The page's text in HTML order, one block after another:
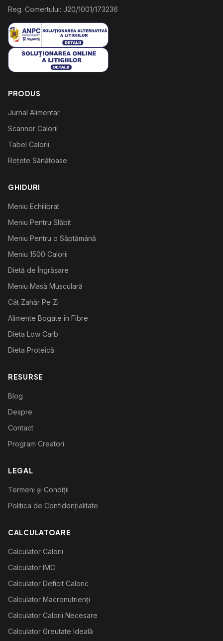
Reg. Comertului: J20/1001/173236
PRODUS
Jurnal Alimentar
Scanner Calorii
Tabel Calorii
Rețete Sănătoase
GHIDURI
Meniu Echilibrat
Meniu Pentru Slăbit
Meniu Pentru o Săptămână
Meniu 1500 Calorii
Dietă de Îngrășare
Meniu Masă Musculară
Cât Zahăr Pe Zi
Alimente Bogate în Fibre
Dieta Low Carb
Dieta Proteică
RESURSE
Blog
Despre
Contact
Program Creatori
LEGAL
Termeni și Condiții
Politica de Confidențialitate
CALCULATOARE
Calculator Calorii
Calculator IMC
Calculator Deficit Caloric
Calculator Macronutrienți
Calculator Calorii Necesare
Calculator Greutate Ideală